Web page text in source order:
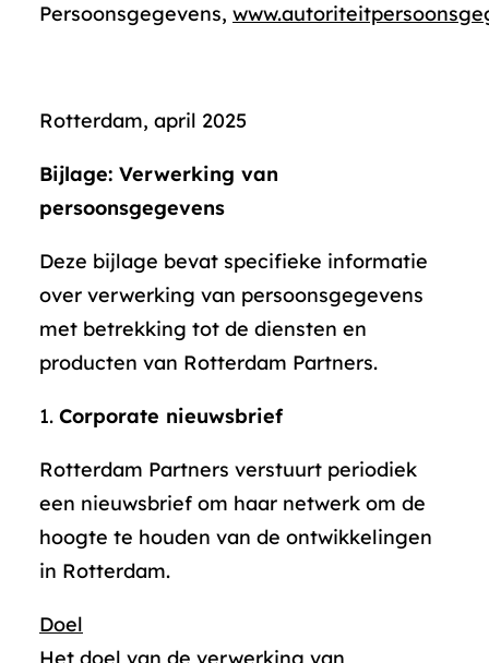
Persoonsgegevens,
Rotterdam, april 2025
Bijlage: Verwerking van
persoonsgegevens
Deze bijlage bevat specifieke informatie
over verwerking van persoonsgegevens
met betrekking tot de diensten en
producten van Rotterdam Partners.
Corporate nieuwsbrief
Rotterdam Partners verstuurt periodiek
een nieuwsbrief om haar netwerk om de
hoogte te houden van de ontwikkelingen
in Rotterdam.
Doel